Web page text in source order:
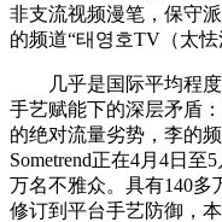
非支流视频漫笔，保守
的频道“태영호TV（太怯
几乎是国际平均程度
手艺赋能下的深层矛盾
的绝对流量劣势，李的
Sometrend正在4月4日
万名不雅众。具有140多
修订到平台手艺防御，